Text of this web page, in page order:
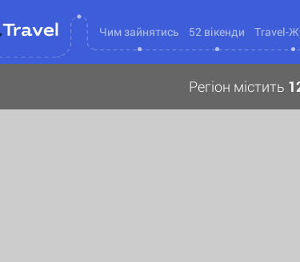
Чим зайнятись 52 вікенди Travel-
Регіон містить